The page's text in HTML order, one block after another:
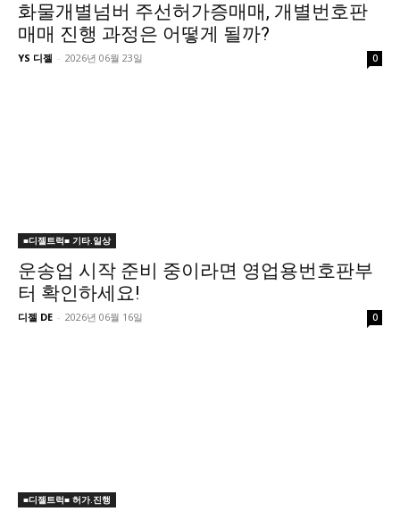
화물개별넘버 주선허가증매매, 개별번호판
매매 진행 과정은 어떻게 될까?
YS 디젤 - 2026년 06월 23일 0
■디젤트럭■ 기타.일상
운송업 시작 준비 중이라면 영업용번호판부
터 확인하세요!
디젤 DE - 2026년 06월 16일 0
■디젤트럭■ 허가.진행